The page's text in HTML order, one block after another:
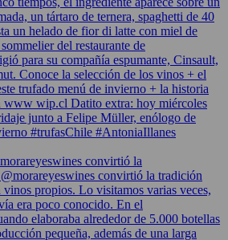
convirtió la